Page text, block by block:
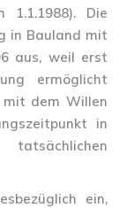
Die
in Bauland mit
aus, weil erst
ermöglicht
mit dem Willen
in
ein,